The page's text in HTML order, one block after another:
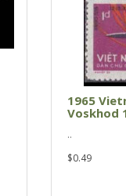
1965
Voskhod
..
$0.49